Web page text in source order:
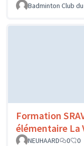
Badminton Club
Formation
élémentaire La
NEUHAARD
0 0